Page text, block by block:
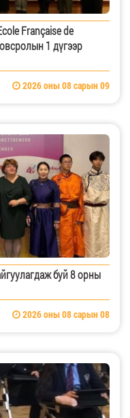
Française de
1 дүгээр
2026 оны 08 сарын 09
буй 8 орны
2026 оны 08 сарын 08